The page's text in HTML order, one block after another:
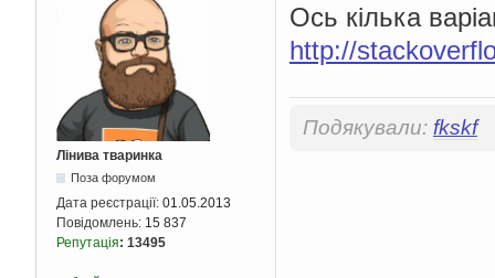
Лінива тваринка
Поза форумом
Дата реєстрації: 01.05.2013
Повідомлень: 15 837
Репутація: 13495
Ось кілька
http://
Подякували: fkskf